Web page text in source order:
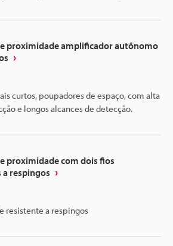
proximidade amplificador autônomo
curtos, poupadores de espaço, com alta
e longos alcances de detecção.
proximidade com dois fios
respingos
resistente a respingos